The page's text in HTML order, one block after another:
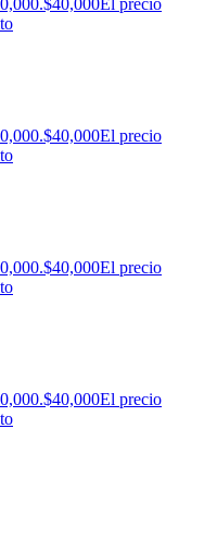
$40,000El precio
$40,000El precio
$40,000El precio
$40,000El precio